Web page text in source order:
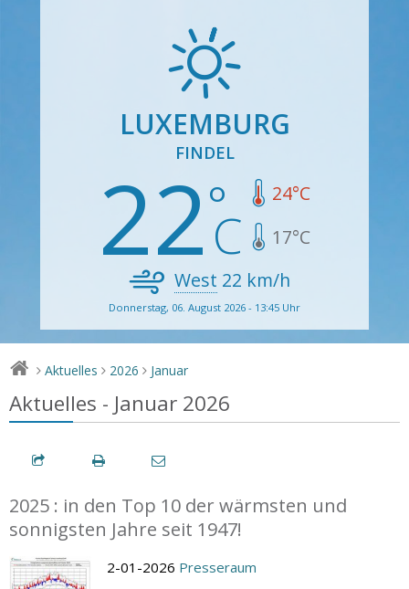
LUXEMBURG
FINDEL
22 24°C
17°C
West 22 km/h
Donnerstag, 06. August 2026 - 13:45 Uhr
> Aktuelles > 2026 > Januar
Aktuelles - Januar 2026
2025 : in den Top 10 der wärmsten und
sonnigsten Jahre seit 1947!
2-01-2026 Presseraum